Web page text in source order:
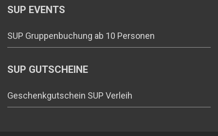
SUP EVENTS
SUP Gruppenbuchung ab 10 Personen
SUP GUTSCHEINE
Geschenkgutschein SUP Verleih